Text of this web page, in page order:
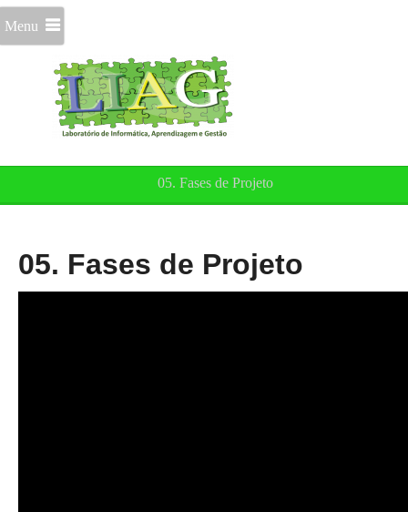
Menu
05. Fases de Projeto
05. Fases de Projeto